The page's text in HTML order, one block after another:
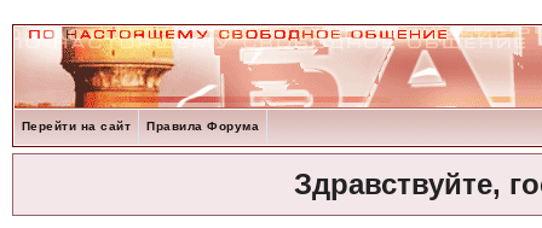
Перейти на сайт Правила Форума
Здравствуйте,